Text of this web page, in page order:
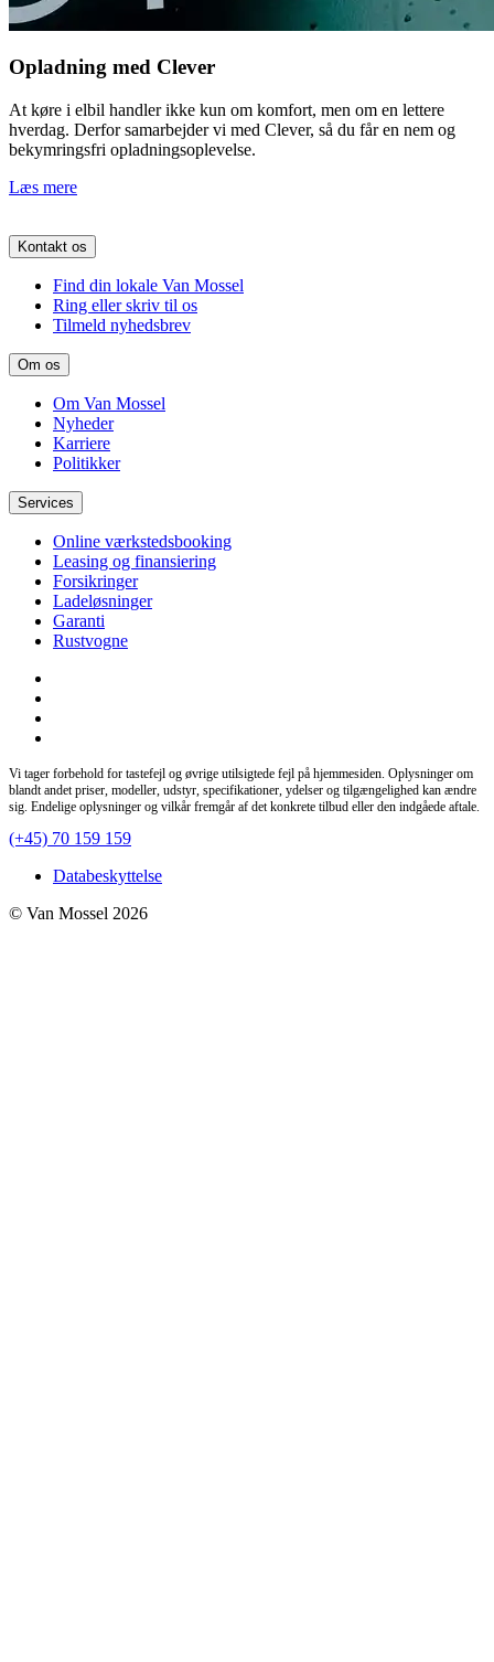
Opladning med Clever
At køre i elbil handler ikke kun om komfort, men om en lettere
hverdag. Derfor samarbejder vi med Clever, så du får en nem og
bekymringsfri opladningsoplevelse.
Læs mere
Kontakt os
Find din lokale Van Mossel
Ring eller skriv til os
Tilmeld nyhedsbrev
Om os
Om Van Mossel
Nyheder
Karriere
Politikker
Services
Online værkstedsbooking
Leasing og finansiering
Forsikringer
Ladeløsninger
Garanti
Rustvogne
Vi tager forbehold for tastefejl og øvrige utilsigtede fejl på hjemmesiden. Oplysninger om
blandt andet priser, modeller, udstyr, specifikationer, ydelser og tilgængelighed kan ændre
sig. Endelige oplysninger og vilkår fremgår af det konkrete tilbud eller den indgåede aftale.
(+45) 70 159 159
Databeskyttelse
© Van Mossel 2026